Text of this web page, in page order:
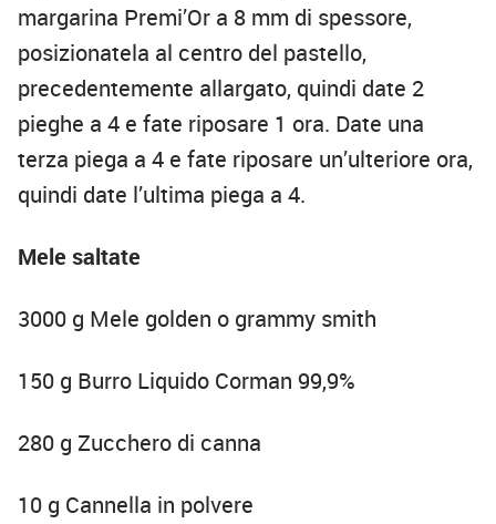
margarina Premi’Or a 8 mm di spessore,
posizionatela al centro del pastello,
precedentemente allargato, quindi date 2
pieghe a 4 e fate riposare 1 ora. Date una
terza piega a 4 e fate riposare un’ulteriore ora,
quindi date l’ultima piega a 4.
Mele saltate
3000 g Mele golden o grammy smith
150 g Burro Liquido Corman 99,9%
280 g Zucchero di canna
10 g Cannella in polvere